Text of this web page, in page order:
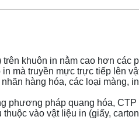
khuôn in nằm cao hơn các
mà truyền mực trực tiếp lên
hàng hóa, các loại màng,
pháp quang hóa,
vào vật liệu in (giấy,